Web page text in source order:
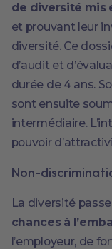
de diversité mis
et prouvant leur
diversité. Ce
d’audit et
durée de 4 ans.
sont ensuite
intermédiaire.
pouvoir
Non-
La diversité
chances à
l’employeur, de